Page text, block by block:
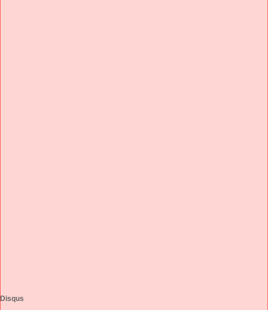
Disqus